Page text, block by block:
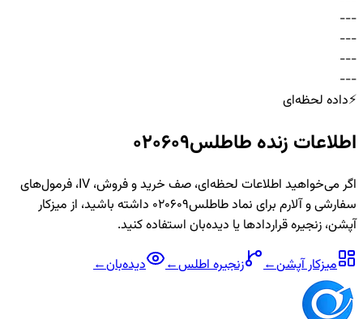
-
-
-
-
-
-
-
-
-
-
-
-
⚡داده لحظه‌ای
اطلاعات زنده طاطلس020609
اگر می‌خواهید اطلاعات لحظه‌ای، صف خرید و فروش، IV، فرمول‌های
سفارشی و آلارم برای نمادطاطلس020609
داشته باشید، از میزکار
آپشن، زنجیره قراردادها یا دیده‌بان استفاده کنید.
میزکار آپشن← زنجیرهاطلس← دیده‌بان←